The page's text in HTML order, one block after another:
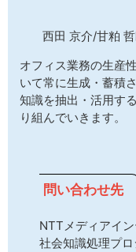
西田 京介/甘粕
オフィス業務の生産
いて常に生成・蓄積
知識を抽出・活用す
り組んでいきます。
問い合わせ先
NTTメディアイ
社会知識処理プロ